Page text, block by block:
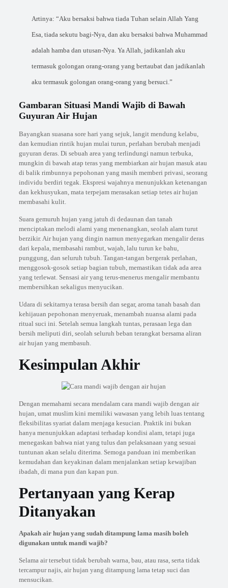
Artinya: “Aku bersaksi bahwa tiada Tuhan selain Allah Yang
Esa, tiada sekutu bagi-Nya, dan aku bersaksi bahwa Muhammad
adalah hamba dan utusan-Nya. Ya Allah, jadikanlah aku
termasuk golongan orang-orang yang bertaubat dan jadikanlah
aku termasuk golongan orang-orang yang bersuci.”
Gambaran Situasi Mandi Wajib di Bawah
Guyuran Air Hujan
Bayangkan suasana sore hari yang sejuk, langit mendung kelabu,
dan kemudian rintik hujan mulai turun, perlahan berubah menjadi
guyuran deras. Di sebuah area yang terlindungi namun terbuka,
mungkin di bawah atap teras yang membiarkan air hujan masuk atau
di balik rimbunnya pepohonan yang masih memberi privasi, seorang
individu berdiri tegak. Ekspresi wajahnya menunjukkan ketenangan
dan kekhusyukan, mata terpejam merasakan setiap tetes air hujan
membasahi kulit.
Suara gemuruh hujan yang jatuh di dedaunan dan tanah
menciptakan melodi alami yang menenangkan, seolah alam turut
berzikir. Air hujan yang dingin namun menyegarkan mengalir deras
dari kepala, membasahi rambut, wajah, lalu turun ke bahu,
punggung, dan seluruh tubuh. Tangan-tangan bergerak perlahan,
menggosok-gosok setiap bagian tubuh, memastikan tidak ada area
yang terlewat. Sensasi air yang terus-menerus mengalir membantu
membersihkan sekaligus menyucikan.
Udara di sekitarnya terasa bersih dan segar, aroma tanah basah dan
kehijauan pepohonan menyeruak, menambah nuansa alami pada
ritual suci ini. Setelah semua langkah tuntas, perasaan lega dan
bersih meliputi diri, seolah seluruh beban terangkat bersama aliran
air hujan yang membasuh.
Kesimpulan Akhir
Dengan memahami secara mendalam cara mandi wajib dengan air
hujan, umat muslim kini memiliki wawasan yang lebih luas tentang
fleksibilitas syariat dalam menjaga kesucian. Praktik ini bukan
hanya menunjukkan adaptasi terhadap kondisi alam, tetapi juga
menegaskan bahwa niat yang tulus dan pelaksanaan yang sesuai
tuntunan akan selalu diterima. Semoga panduan ini memberikan
kemudahan dan keyakinan dalam menjalankan setiap kewajiban
ibadah, di mana pun dan kapan pun.
Pertanyaan yang Kerap
Ditanyakan
Apakah air hujan yang sudah ditampung lama masih boleh
digunakan untuk mandi wajib?
Selama air tersebut tidak berubah warna, bau, atau rasa, serta tidak
tercampur najis, air hujan yang ditampung lama tetap suci dan
mensucikan.